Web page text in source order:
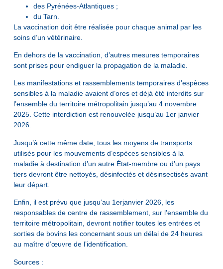
des Pyrénées-Atlantiques ;
du Tarn.
La vaccination doit être réalisée pour chaque animal par les
soins d’un vétérinaire.
En dehors de la vaccination, d’autres mesures temporaires
sont prises pour endiguer la propagation de la maladie.
Les manifestations et rassemblements temporaires d’espèces
sensibles à la maladie avaient d’ores et déjà été interdits sur
l’ensemble du territoire métropolitain jusqu’au 4 novembre
2025. Cette interdiction est renouvelée jusqu’au 1er janvier
2026.
Jusqu’à cette même date, tous les moyens de transports
utilisés pour les mouvements d’espèces sensibles à la
maladie à destination d’un autre État-membre ou d’un pays
tiers devront être nettoyés, désinfectés et désinsectisés avant
leur départ.
Enfin, il est prévu que jusqu’au 1erjanvier 2026, les
responsables de centre de rassemblement, sur l’ensemble du
territoire métropolitain, devront notifier toutes les entrées et
sorties de bovins les concernant sous un délai de 24 heures
au maître d’œuvre de l’identification.
Sources :